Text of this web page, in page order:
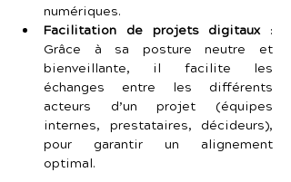
numériques.
Facilitation de projets digitaux :
Grâce à sa posture neutre et
bienveillante, il facilite les
échanges entre les différents
acteurs d’un projet (équipes
internes, prestataires, décideurs),
pour garantir un alignement
optimal.